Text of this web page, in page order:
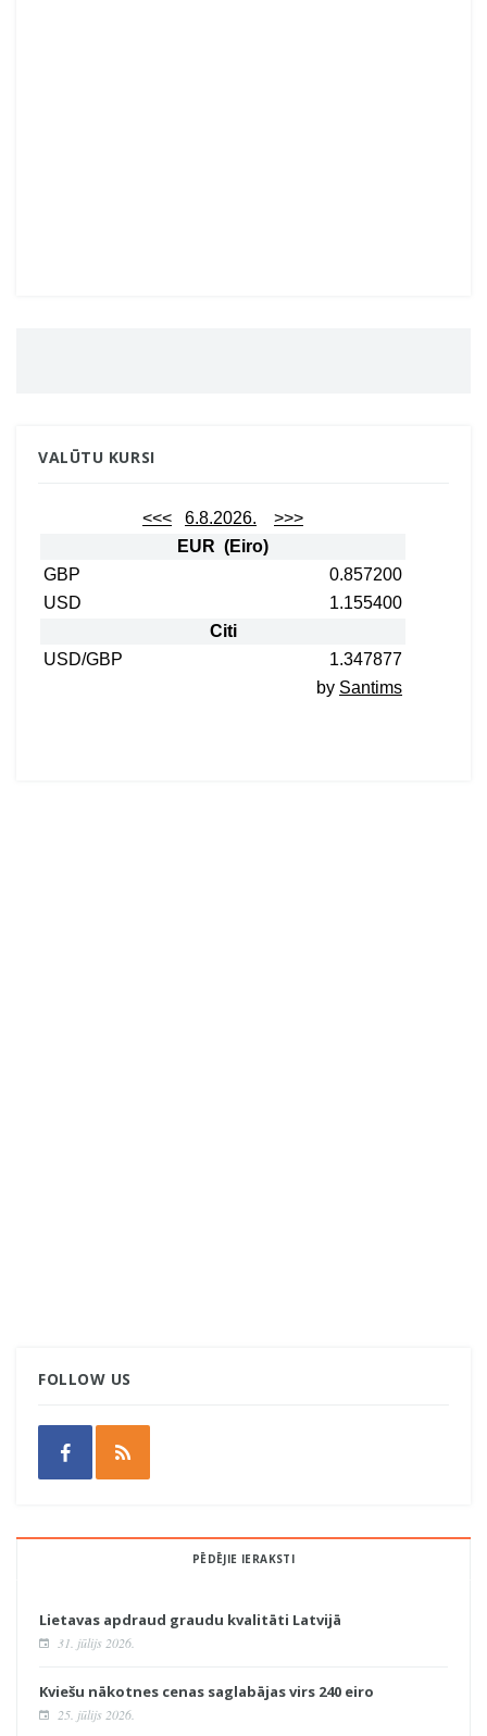
VALŪTU KURSI
FOLLOW US
PĒDĒJIE IERAKSTI
Lietavas apdraud graudu kvalitāti Latvijā
31. jūlijs 2026.
Kviešu nākotnes cenas saglabājas virs 240 eiro
25. jūlijs 2026.